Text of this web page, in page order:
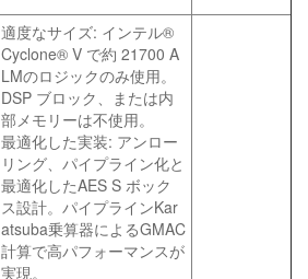
適度なサイズ: インテル®
Cyclone® V で約 21700 A
LMのロジックのみ使用。
DSP ブロック、または内
部メモリーは不使用。
最適化した実装: アンロー
リング、パイプライン化と
最適化したAES S ボック
ス設計。パイプラインKar
atsuba乗算器によるGMAC
計算で高パフォーマンスが
実現。